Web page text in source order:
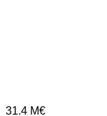
31.4 M€